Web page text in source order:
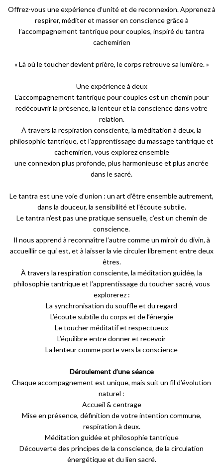
Offrez-vous une expérience d’unité et de reconnexion. Apprenez à
respirer, méditer et masser en conscience grâce à
l’accompagnement tantrique pour couples, inspiré du tantra
cachemirien
« Là où le toucher devient prière, le corps retrouve sa lumière. »
Une expérience à deux
L’accompagnement tantrique pour couples est un chemin pour
redécouvrir la présence, la lenteur et la conscience dans votre
relation.
À travers la respiration consciente, la méditation à deux, la
philosophie tantrique, et l’apprentissage du massage tantrique et
cachemirien, vous explorez ensemble
une connexion plus profonde, plus harmonieuse et plus ancrée
dans le sacré.
Le tantra est une voie d’union : un art d’être ensemble autrement,
dans la douceur, la sensibilité et l’écoute subtile.
Le tantra n’est pas une pratique sensuelle, c’est un chemin de
conscience.
Il nous apprend à reconnaître l’autre comme un miroir du divin, à
accueillir ce qui est, et à laisser la vie circuler librement entre deux
êtres.
À travers la respiration consciente, la méditation guidée, la
philosophie tantrique et l’apprentissage du toucher sacré, vous
explorerez :
La synchronisation du souffle et du regard
L’écoute subtile du corps et de l’énergie
Le toucher méditatif et respectueux
L’équilibre entre donner et recevoir
La lenteur comme porte vers la conscience
Déroulement d’une séance
Chaque accompagnement est unique, mais suit un fil d’évolution
naturel :
Accueil & centrage
Mise en présence, définition de votre intention commune,
respiration à deux.
Méditation guidée et philosophie tantrique
Découverte des principes de la conscience, de la circulation
énergétique et du lien sacré.